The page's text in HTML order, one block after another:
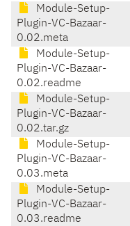
Module-Setup-
Plugin-VC-Bazaar-
0.02.meta
Module-Setup-
Plugin-VC-Bazaar-
0.02.readme
Module-Setup-
Plugin-VC-Bazaar-
0.02.tar.gz
Module-Setup-
Plugin-VC-Bazaar-
0.03.meta
Module-Setup-
Plugin-VC-Bazaar-
0.03.readme